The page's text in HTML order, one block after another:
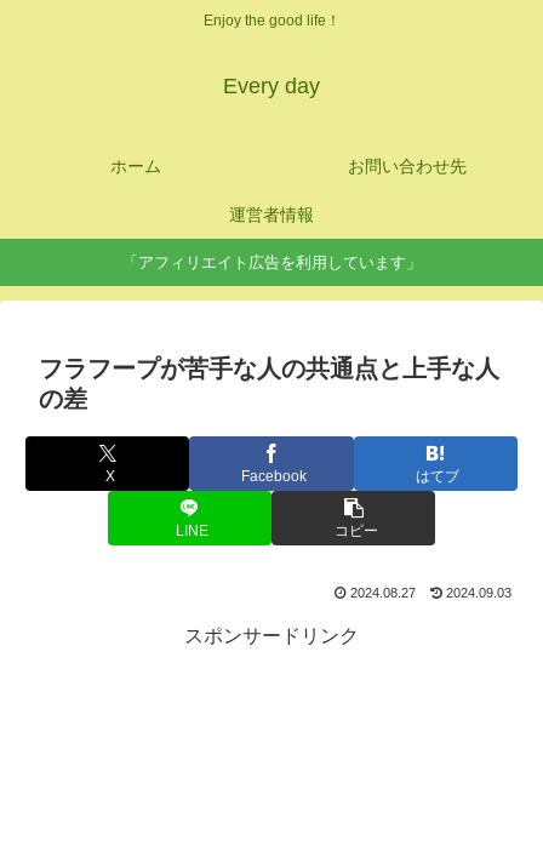
Enjoy the good life！
Every day
ホーム お問い合わせ先
運営者情報
「アフィリエイト広告を利用しています」
フラフープが苦手な人の共通点と上手な人
の差
X Facebook はてブ
LINE コピー
2024.08.27 2024.09.03
スポンサードリンク